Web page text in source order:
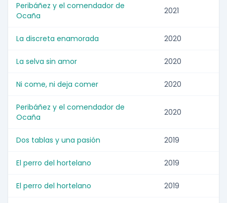
Peribáñez y el comendador de
Ocaña
2021
La discreta enamorada 2020
La selva sin amor 2020
Ni come, ni deja comer 2020
Peribáñez y el comendador de
Ocaña
2020
Dos tablas y una pasión 2019
El perro del hortelano 2019
El perro del hortelano 2019